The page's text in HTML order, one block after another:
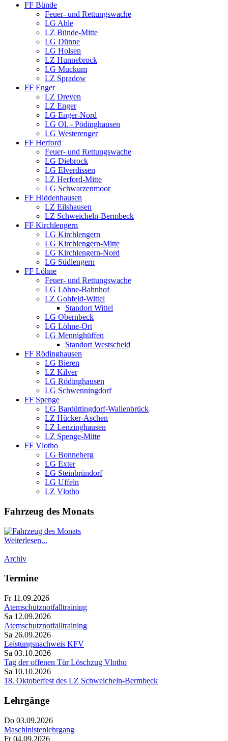
FF Bünde
Feuer- und Rettungswache
LG Ahle
LZ Bünde-Mitte
LG Dünne
LG Holsen
LZ Hunnebrock
LG Muckum
LZ Spradow
FF Enger
LZ Dreyen
LZ Enger
LG Enger-Nord
LG Ol. - Pödinghausen
LG Westerenger
FF Herford
Feuer- und Rettungswache
LG Diebrock
LG Elverdissen
LZ Herford-Mitte
LG Schwarzenmoor
FF Hiddenhausen
LZ Eilshausen
LZ Schweicheln-Bermbeck
FF Kirchlengern
LG Kirchlengern
LG Kirchlengern-Mitte
LG Kirchlengern-Nord
LG Südlengern
FF Löhne
Feuer- und Rettungswache
LG Löhne-Bahnhof
LZ Gohfeld-Wittel
Standort Wittel
LG Obernbeck
LG Löhne-Ort
LG Mennighüffen
Standort Westscheid
FF Rödinghausen
LG Bieren
LZ Kilver
LG Rödinghausen
LG Schwenningdorf
FF Spenge
LG Bardüttingdorf-Wallenbrück
LZ Hücker-Aschen
LZ Lenzinghausen
LZ Spenge-Mitte
FF Vlotho
LG Bonneberg
LG Exter
LG Steinbründorf
LG Uffeln
LZ Vlotho
Fahrzeug des Monats
Weiterlesen...
Archiv
Termine
Fr 11.09.2026
Atemschutznotfalltraining
Sa 12.09.2026
Atemschutznotfalltraining
Sa 26.09.2026
Leistungsnachweis KFV
Sa 03.10.2026
Tag der offenen Tür Löschzug Vlotho
Sa 10.10.2026
18. Oktoberfest des LZ Schweicheln-Bermbeck
Lehrgänge
Do 03.09.2026
Maschinistenlehrgang
Fr 04.09.2026